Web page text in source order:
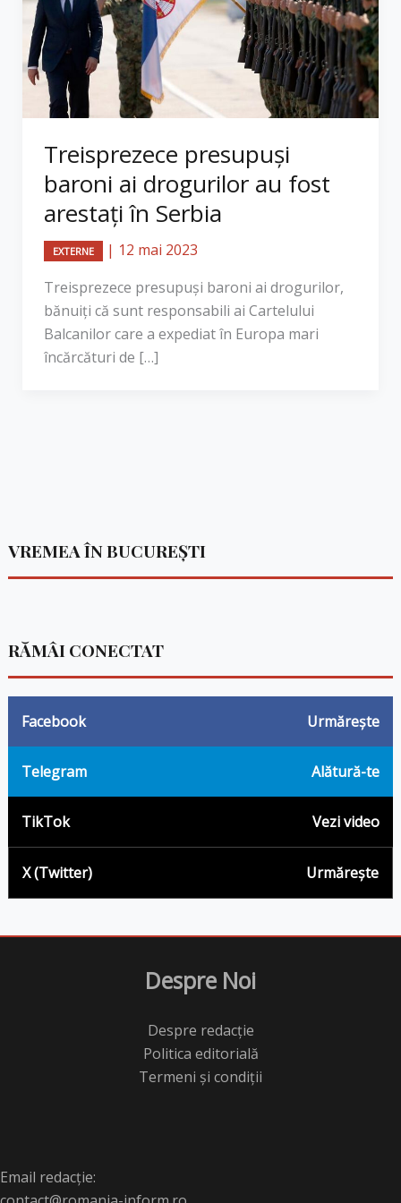
Treisprezece presupuşi
baroni ai drogurilor au fost
arestaţi în Serbia
EXTERNE | 12 mai 2023
Treisprezece presupuşi baroni ai drogurilor,
bănuiţi că sunt responsabili ai Cartelului
Balcanilor care a expediat în Europa mari
încărcături de […]
VREMEA ÎN BUCUREȘTI
RĂMÂI CONECTAT
Facebook Urmărește
Telegram Alătură-te
TikTok Vezi video
X (Twitter) Urmărește
Despre Noi
Despre redacție
Politica editorială
Termeni și condiții
Email redacție: